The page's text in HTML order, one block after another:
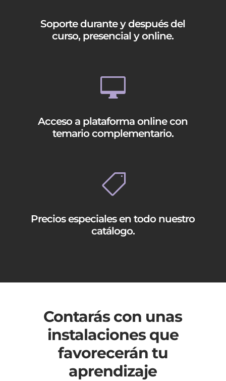
Soporte durante y después del
curso, presencial y online.

Acceso a plataforma online con
temario complementario.

Precios especiales en todo nuestro
catálogo.
Contarás con unas
instalaciones que
favorecerán tu
aprendizaje